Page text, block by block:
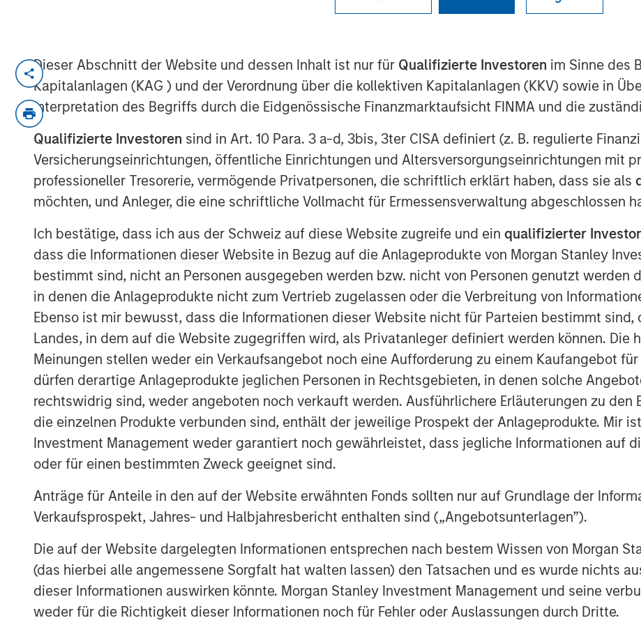
Dieser Abschnitt der Website und dessen Inhalt ist nur für Qualifizierte Investoren im Sinne des
Kapitalanlagen (KAG ) und der Verordnung über die kollektiven Kapitalanlagen (KKV) sowie in
Interpretation des Begriffs durch die Eidgenössische Finanzmarktaufsicht FINMA und die
Qualifizierte Investoren sind in Art. 10 Para. 3 a-d, 3bis, 3ter CISA definiert (z. B. regulierte
Versicherungseinrichtungen, öffentliche Einrichtungen und Altersversorgungseinrichtungen mit
professioneller Tresorerie, vermögende Privatpersonen, die schriftlich erklärt haben, dass sie als
möchten, und Anleger, die eine schriftliche Vollmacht für Ermessensverwaltung abgeschlossen
Ich bestätige, dass ich aus der Schweiz auf diese Website zugreife und ein qualifizierter Investor
dass die Informationen dieser Website in Bezug auf die Anlageprodukte von Morgan Stanley
bestimmt sind, nicht an Personen ausgegeben werden bzw. nicht von Personen genutzt werden
in denen die Anlageprodukte nicht zum Vertrieb zugelassen oder die Verbreitung von
Ebenso ist mir bewusst, dass die Informationen dieser Website nicht für Parteien bestimmt sind,
Landes, in dem auf die Website zugegriffen wird, als Privatanleger definiert werden können. Die
Meinungen stellen weder ein Verkaufsangebot noch eine Aufforderung zu einem Kaufangebot
dürfen derartige Anlageprodukte jeglichen Personen in Rechtsgebieten, in denen solche
rechtswidrig sind, weder angeboten noch verkauft werden. Ausführlichere Erläuterungen zu den
die einzelnen Produkte verbunden sind, enthält der jeweilige Prospekt der Anlageprodukte. Mir
Investment Management weder garantiert noch gewährleistet, dass jegliche Informationen auf
oder für einen bestimmten Zweck geeignet sind.
Anträge für Anteile in den auf der Website erwähnten Fonds sollten nur auf Grundlage der
Verkaufsprospekt, Jahres- und Halbjahresbericht enthalten sind („Angebotsunterlagen”).
Die auf der Website dargelegten Informationen entsprechen nach bestem Wissen von Morgan
(das hierbei alle angemessene Sorgfalt hat walten lassen) den Tatsachen und es wurde nichts
dieser Informationen auswirken könnte. Morgan Stanley Investment Management und seine
weder für die Richtigkeit dieser Informationen noch für Fehler oder Auslassungen durch Dritte.
Neha Champaneria Markle, head of Morgan Stanley Private Equity
Solutions, sits down with Kristen Kelly and Jen Saarbach at The Wall
Street Skinny, to discuss her career path and how her team invests
across private equity through fund investments, co‑investments, and
secondaries. On this episode, Neha shares her perspective on how
private equity has evolved and why middle‑market strategies can offer
attractive risk‑adjusted opportunities. She also addressed trends such
semi‑liquid structures, and current challenges around valuations,
fundraising, and distributions, emphasizing long‑term value creation and
alignment of interests.
View Podcast
MSIM Spokesperson
Neha Champaneria Markle
Managing Director